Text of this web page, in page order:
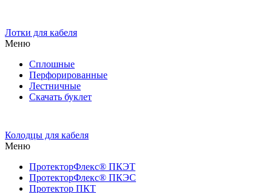
Лотки для кабеля
Меню
Сплошные
Перфорированные
Лестничные
Скачать буклет
Колодцы для кабеля
Меню
ПротекторФлекс® ПКЭТ
ПротекторФлекс® ПКЭС
Протектор ПКТ